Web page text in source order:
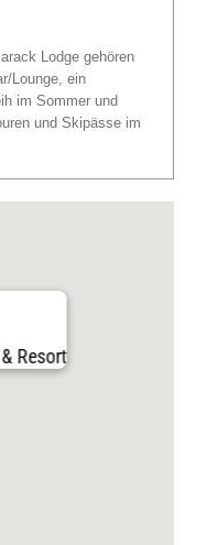
Lodge gehören
Lounge, ein
im Sommer und
und Skipässe im
Resort